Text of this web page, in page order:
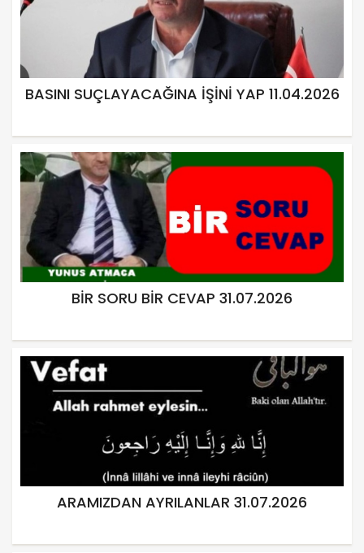
BASINI SUÇLAYACAĞINA İŞİNİ YAP 11.04.2026
BİR SORU BİR CEVAP 31.07.2026
ARAMIZDAN AYRILANLAR 31.07.2026